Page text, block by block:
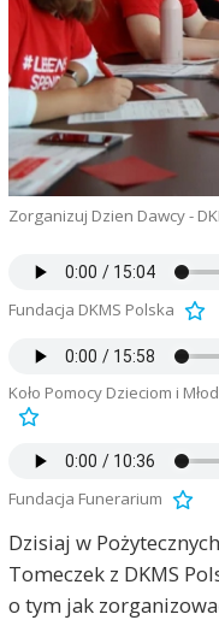
Zorganizuj Dzien Dawcy -
Fundacja DKMS Polska
Koło Pomocy Dzieciom i
Fundacja Funerarium
Dzisiaj w
Tomeczek z DKMS
o tym jak